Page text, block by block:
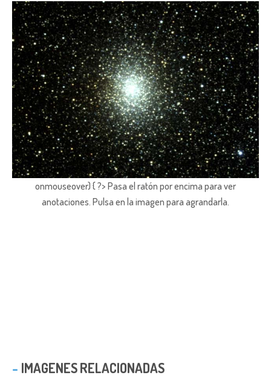
onmouseover) { ?> Pasa el ratón por encima para ver
anotaciones. Pulsa en la imagen para agrandarla.
IMAGENES RELACIONADAS